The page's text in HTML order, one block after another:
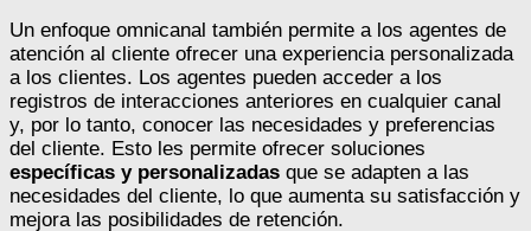
Un enfoque omnicanal también permite a los agentes de
atención al cliente ofrecer una experiencia personalizada
a los clientes. Los agentes pueden acceder a los
registros de interacciones anteriores en cualquier canal
y, por lo tanto, conocer las necesidades y preferencias
del cliente. Esto les permite ofrecer soluciones
específicas y personalizadas que se adapten a las
necesidades del cliente, lo que aumenta su satisfacción y
mejora las posibilidades de retención.